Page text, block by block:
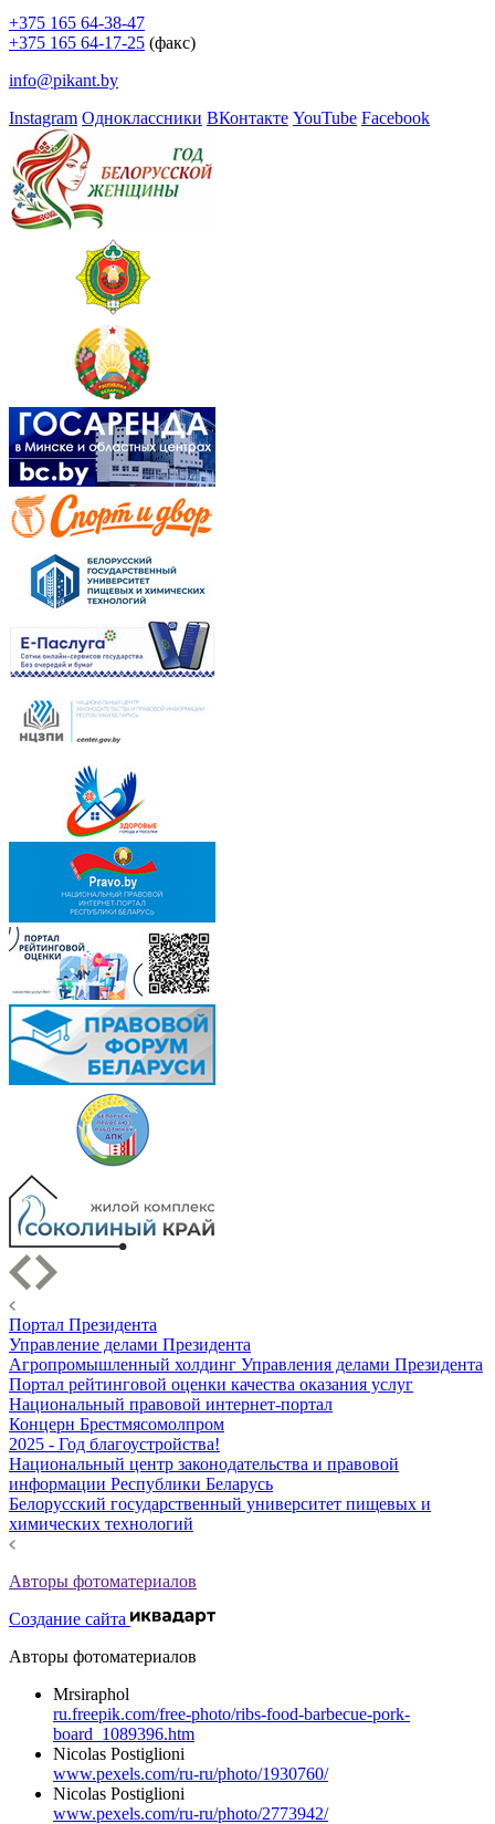
+375 165 64-38-47
+375 165 64-17-25 (факс)
info@pikant.by
Instagram Одноклассники ВКонтакте YouTube Facebook
Портал Президента
Управление делами Президента
Агропромышленный холдинг Управления делами Президента
Портал рейтинговой оценки качества оказания услуг
Национальный правовой интернет-портал
Концерн Брестмясомолпром
2025 - Год благоустройства!
Национальный центр законодательства и правовой
информации Республики Беларусь
Белорусский государственный университет пищевых и
химических технологий
Авторы фотоматериалов
Создание сайта
Авторы фотоматериалов
Mrsiraphol
ru.freepik.com/free-photo/ribs-food-barbecue-pork-
board_1089396.htm
Nicolas Postiglioni
www.pexels.com/ru-ru/photo/1930760/
Nicolas Postiglioni
www.pexels.com/ru-ru/photo/2773942/